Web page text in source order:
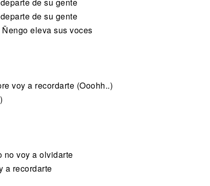
de su gente
eleva sus voces
voy a recordarte (Ooohh..)
no voy a olvidarte
a recordarte